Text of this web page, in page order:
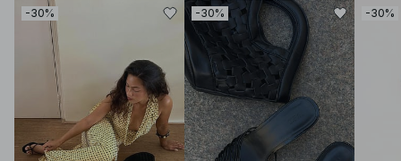
-30% -30% -30%